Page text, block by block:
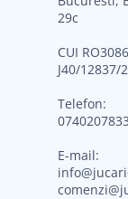
29c
CUI
J40/12837/
Telefon:
0740207833
E-mail: